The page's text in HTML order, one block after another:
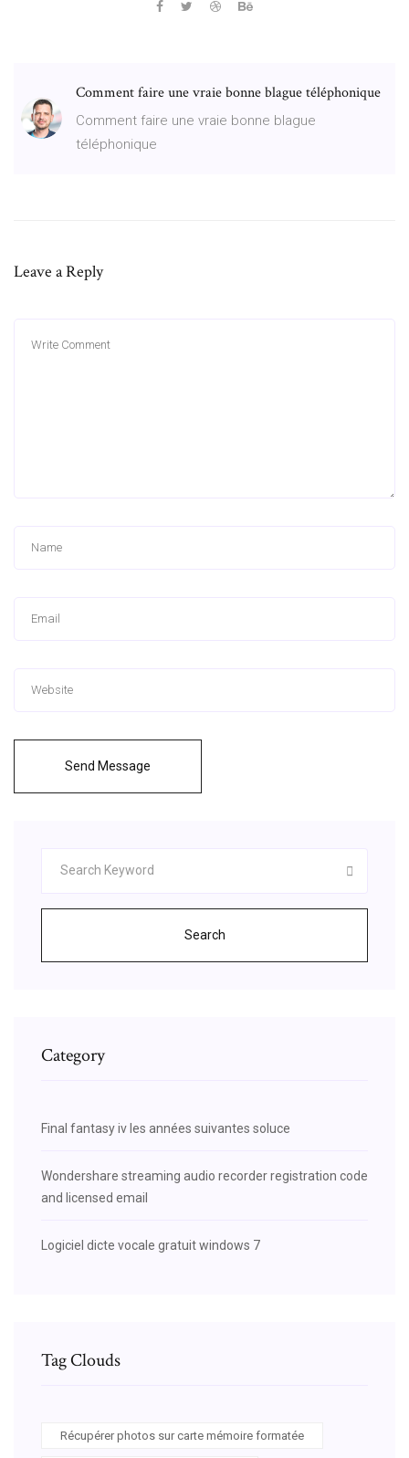
Comment faire une vraie bonne blague téléphonique
Comment faire une vraie bonne blague
téléphonique
Leave a Reply
Send Message
Search
Category
Final fantasy iv les années suivantes soluce
Wondershare streaming audio recorder registration code
and licensed email
Logiciel dicte vocale gratuit windows 7
Tag Clouds
Récupérer photos sur carte mémoire formatée